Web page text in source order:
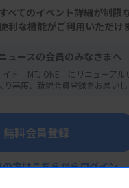
報告会 ～臨床一般部
べてのイベント詳細が制限
利な機能がご利用いただけ
ュースの会員のみなさまへ
ト「MTJ ONE」にリニューアル
再度、新規会員登録をお願いし
無料会員登録
方はこちらからログイン